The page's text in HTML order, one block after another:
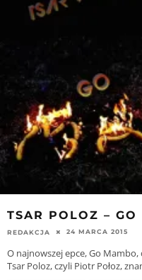
TSAR POLOZ – GO
REDAKCJA 24 MARCA 2015
O najnowszej epce, Go
Tsar Poloz, czyli Piotr Połoz,